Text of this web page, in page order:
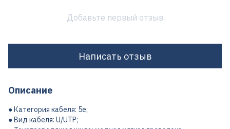
Добавьте первый отзыв
Написать отзыв
Описание
● Категория кабеля: 5е;
● Вид кабеля: U/UTP;